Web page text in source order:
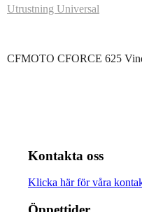
Utrustning Universal
CFMOTO CFORCE 625
Kontakta oss
Klicka här för våra